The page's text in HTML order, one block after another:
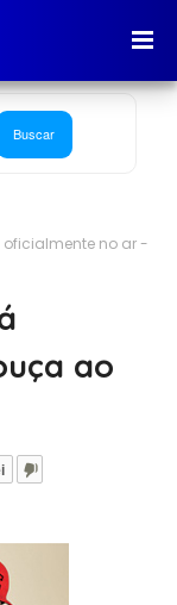
oficialmente no ar -
ao